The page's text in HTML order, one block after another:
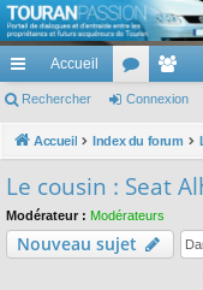
TouranPassion
Le forum des propriétaires ou
cc
ès
pi
de
Accueil
or
u
e
m
Rechercher Connexion
Accueil Index du forum
Le cousin : Seat
Modérateur : Modérateurs
Nouveau sujet